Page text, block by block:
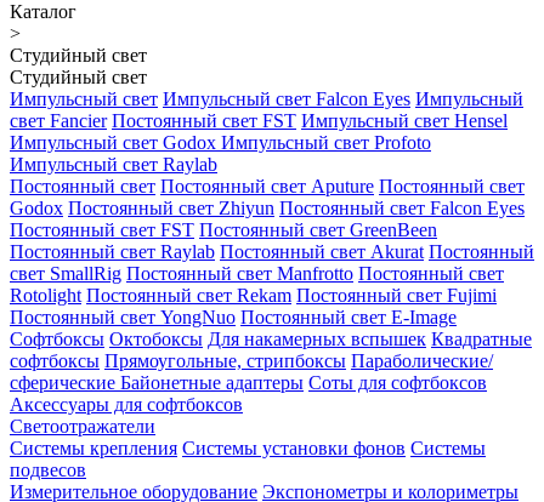
Каталог
>
Студийный свет
Студийный свет
Импульсный свет Импульсный свет Falcon Eyes Импульсный
свет Fancier Постоянный свет FST Импульсный свет Hensel
Импульсный свет Godox Импульсный свет Profoto
Импульсный свет Raylab
Постоянный свет Постоянный свет Aputure Постоянный свет
Godox Постоянный свет Zhiyun Постоянный свет Falcon Eyes
Постоянный свет FST Постоянный свет GreenBeen
Постоянный свет Raylab Постоянный свет Akurat Постоянный
свет SmallRig Постоянный свет Manfrotto Постоянный свет
Rotolight Постоянный свет Rekam Постоянный свет Fujimi
Постоянный свет YongNuo Постоянный свет E-Image
Софтбоксы Октобоксы Для накамерных вспышек Квадратные
софтбоксы Прямоугольные, стрипбоксы Параболические/
сферические Байонетныe адаптеры Соты для софтбоксов
Аксессуары для софтбоксов
Светоотражатели
Системы крепления Системы установки фонов Системы
подвесов
Измерительное оборудование Экспонометры и колориметры